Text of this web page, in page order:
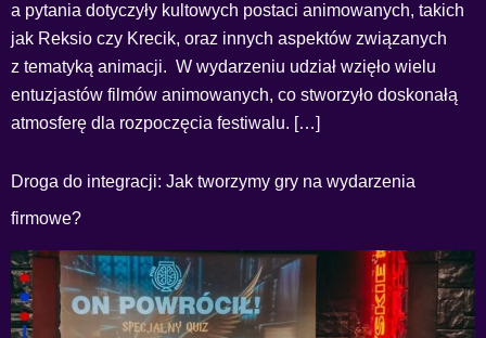
a pytania dotyczyły kultowych postaci animowanych, takich
jak Reksio czy Krecik, oraz innych aspektów związanych
z tematyką animacji. W wydarzeniu udział wzięło wielu
entuzjastów filmów animowanych, co stworzyło doskonałą
atmosferę dla rozpoczęcia festiwalu. […]
Droga do integracji: Jak tworzymy gry na wydarzenia
firmowe?